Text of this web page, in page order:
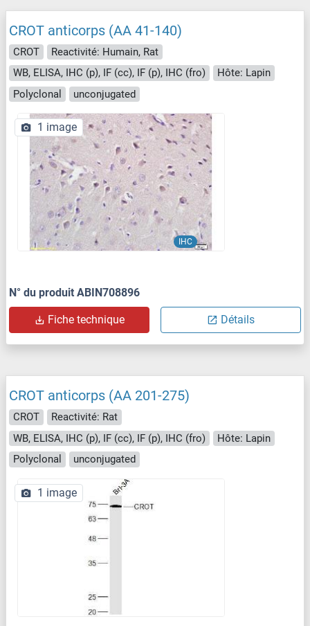
CROT anticorps (AA 41-140)
CROT
Reactivité: Humain, Rat
WB, ELISA, IHC (p), IF (cc), IF (p), IHC (fro)
Hôte: Lapin
Polyclonal
unconjugated
IHC
1 image
N° du produit ABIN708896
Fiche technique Détails
CROT anticorps (AA 201-275)
CROT
Reactivité: Rat
WB, ELISA, IHC (p), IF (cc), IF (p), IHC (fro)
Hôte: Lapin
Polyclonal
unconjugated
1 image